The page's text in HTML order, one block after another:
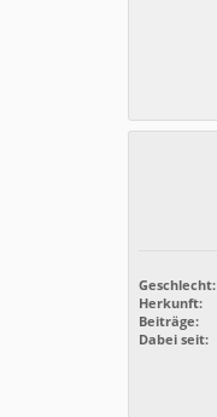
Geschlecht:
Herkunft:
Beiträge:
Dabei seit: